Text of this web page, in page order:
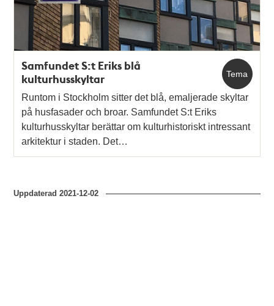
Tema
Samfundet S:t Eriks blå
kulturhusskyltar
Runtom i Stockholm sitter det blå, emaljerade skyltar
på husfasader och broar. Samfundet S:t Eriks
kulturhusskyltar berättar om kulturhistoriskt intressant
arkitektur i staden. Det…
Uppdaterad2021-12-02